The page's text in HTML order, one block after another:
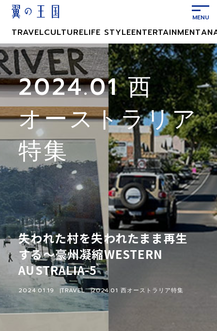
ン
テ
ン
ツ
に
ス
キ
プ
TRAVELCULTURELIFE STYLEENTERTAINMENT
2024.01 西
オーストラリア
特集
失われた村を失われたまま再生
する〜豪州凝縮WESTERN
AUSTRALIA-5
2024.01.19 TRAVEL 2024.01 西オーストラリア特集